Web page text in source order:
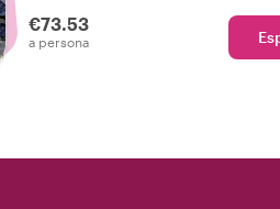
vissuto la vera Salisburgo!
€73.53
a persona